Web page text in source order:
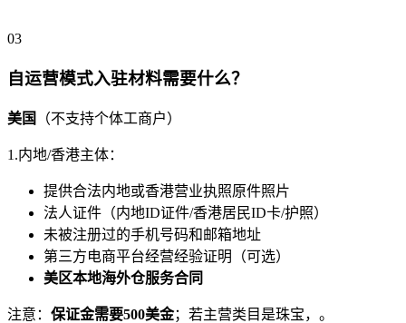
03
自运营模式入驻材料需要什么？
美国 （不支持个体工商户）
1.内地/香港主体：
提供合法内地或香港营业执照原件照片
法人证件（内地ID证件/香港居民ID卡/护照）
未被注册过的手机号码和邮箱地址
第三方电商平台经营经验证明（可选）
美区本地海外仓服务合同
注意： 保证金需要500美金；若主营类目是珠宝，。